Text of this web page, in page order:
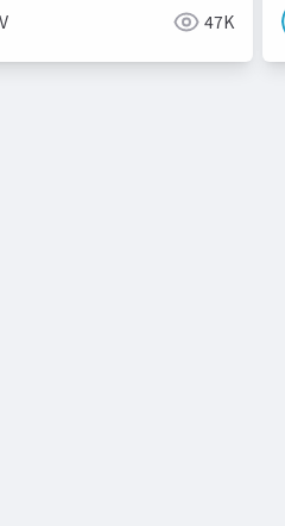
47K